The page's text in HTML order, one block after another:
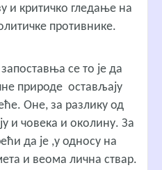
и критичко гледање на
противнике.
се то је да
природе остављају
Оне, за разлику од
и човека и околину. За
да је ,у односу на
и веома лична ствар.